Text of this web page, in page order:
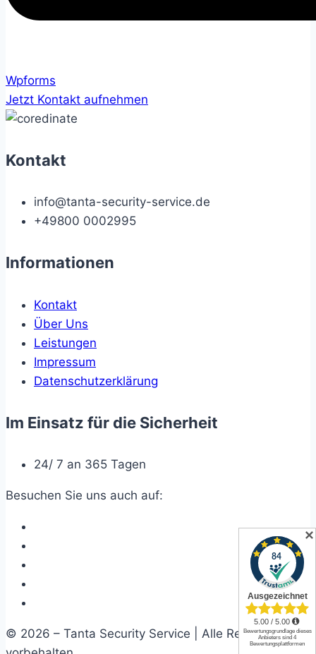
Wpforms
Jetzt Kontakt aufnehmen
Kontakt
info@tanta-security-service.de
+49800 0002995
Informationen
Kontakt
Über Uns
Leistungen
Impressum
Datenschutzerklärung
Im Einsatz für die Sicherheit
24/ 7 an 365 Tagen
Besuchen Sie uns auch auf:
© 2026 – Tanta Security Service | Alle Rechte
✕